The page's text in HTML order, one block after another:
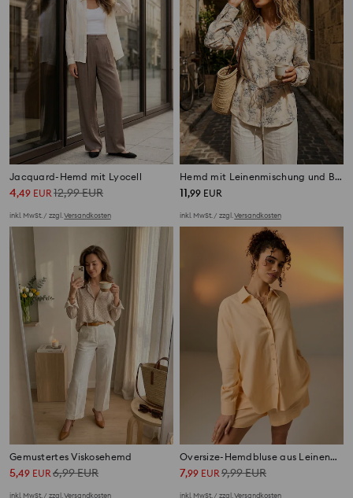
Jacquard-Hemd mit Lyocell
4,49 EUR 12,99EUR
inkl. MwSt. / zzgl.Versandkosten
Hemd mit Leinenmischung und Bindeband am Rücken
11,99 EUR
inkl. MwSt. / zzgl.Versandkosten
Gemustertes Viskosehemd
5,49 EUR6,99EUR
inkl. MwSt. / zzgl.Versandkosten
Oversize-Hemdbluse aus Leinenmischung
7,99 EUR9,99EUR
inkl. MwSt. / zzgl.Versandkosten